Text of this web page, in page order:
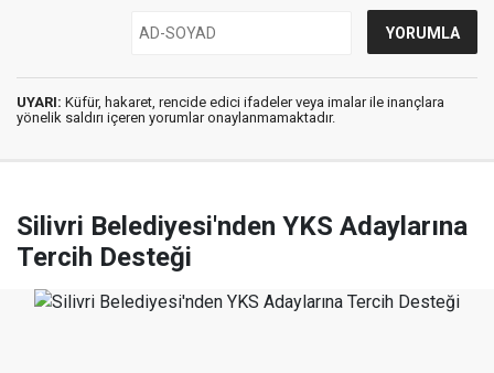
UYARI: Küfür, hakaret, rencide edici ifadeler veya imalar ile inançlara
yönelik saldırı içeren yorumlar onaylanmamaktadır.
Silivri Belediyesi'nden YKS Adaylarına
Tercih Desteği